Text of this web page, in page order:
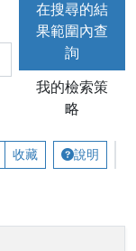
在搜尋的結
果範圍內查
詢
我的檢索策
略
收藏 說明